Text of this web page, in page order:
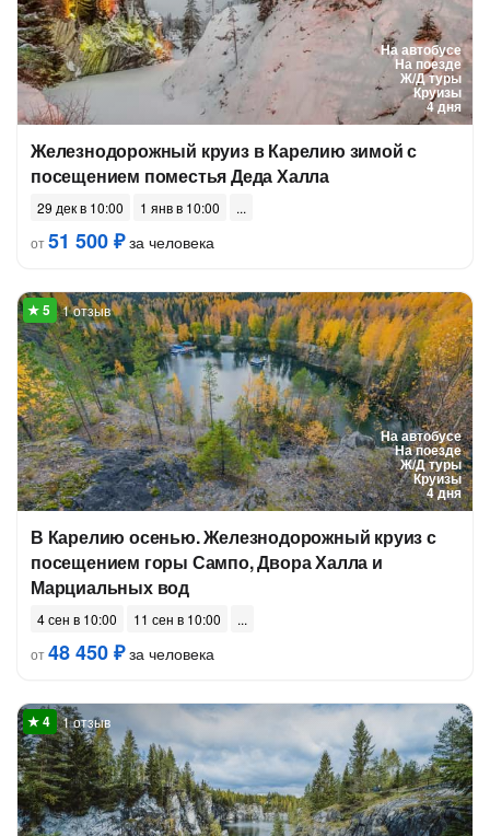
На автобусе
На поезде
Ж/Д туры
Круизы
4 дня
Железнодорожный круиз в Карелию зимой с
посещением поместья Деда Халла
29 дек в 10:00
1 янв в 10:00
от51 500 ₽за человека
На автобусе
На поезде
Ж/Д туры
Круизы
4 дня
1 отзыв
В Карелию осенью. Железнодорожный круиз с
посещением горы Сампо, Двора Халла и
Марциальных вод
4 сен в 10:00
11 сен в 10:00
от48 450 ₽за человека
1 отзыв